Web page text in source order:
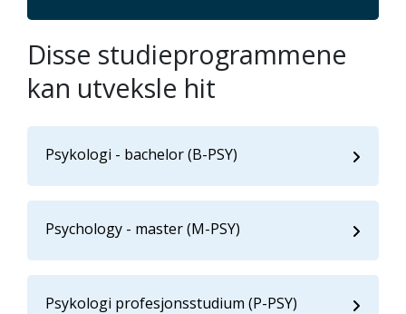
Disse studieprogrammene
kan utveksle hit
Psykologi - bachelor (B-PSY)
Psychology - master (M-PSY)
Psykologi profesjonsstudium (P-PSY)